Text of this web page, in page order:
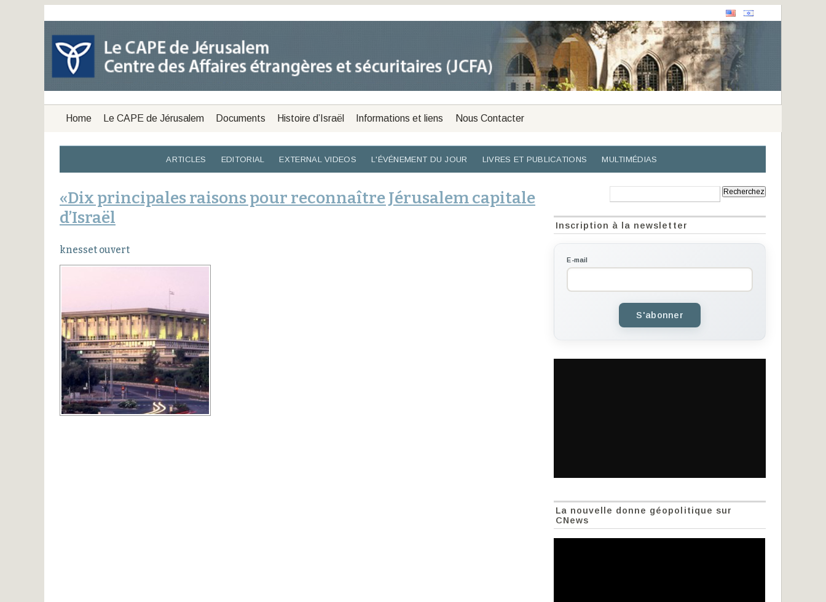
Home Le CAPE de Jérusalem Documents Histoire d’Israël Informations et liens Nous Contacter
ARTICLES EDITORIAL EXTERNAL VIDEOS L'ÉVÉNEMENT DU JOUR LIVRES ET PUBLICATIONS MULTIMÉDIAS
«Dix principales raisons pour reconnaître Jérusalem capitale
d’Israël
knesset ouvert
Inscription à la newsletter
E-mail
S'abonner
La nouvelle donne géopolitique sur
CNews